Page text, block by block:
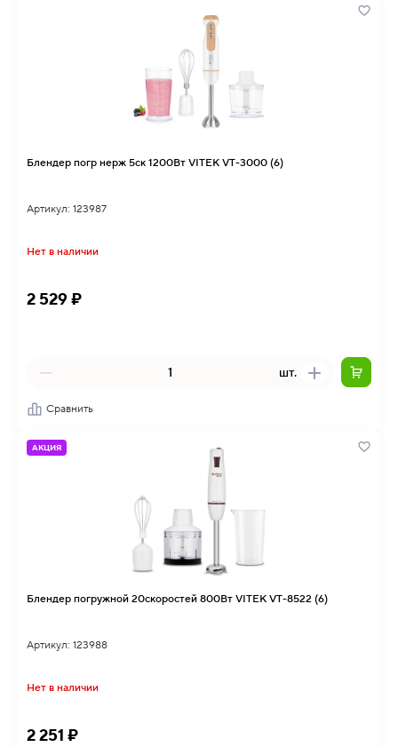
Блендер погр нерж 5ск 1200Вт VITEK VT-3000 (6)
Артикул: 123987
Нет в наличии
2 529 ₽
шт.
Сравнить
АКЦИЯ
Блендер погружной 20скоростей 800Вт VITEK VT-8522 (6)
Артикул: 123988
Нет в наличии
2 251 ₽